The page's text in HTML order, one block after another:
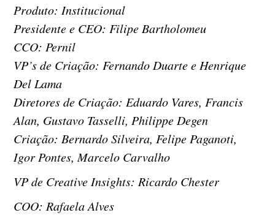
Produto: Institucional
Presidente e CEO: Filipe Bartholomeu
CCO: Pernil
VP’s de Criação: Fernando Duarte e Henrique
Del Lama
Diretores de Criação: Eduardo Vares, Francis
Alan, Gustavo Tasselli, Philippe Degen
Criação: Bernardo Silveira, Felipe Paganoti,
Igor Pontes, Marcelo Carvalho
VP de Creative Insights: Ricardo Chester
COO: Rafaela Alves